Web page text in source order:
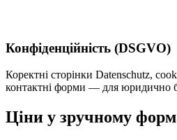
Конфіденційність (DSGVO)
Коректні сторінки Datenschutz,
контактні форми — для юридично
Ціни у зручному